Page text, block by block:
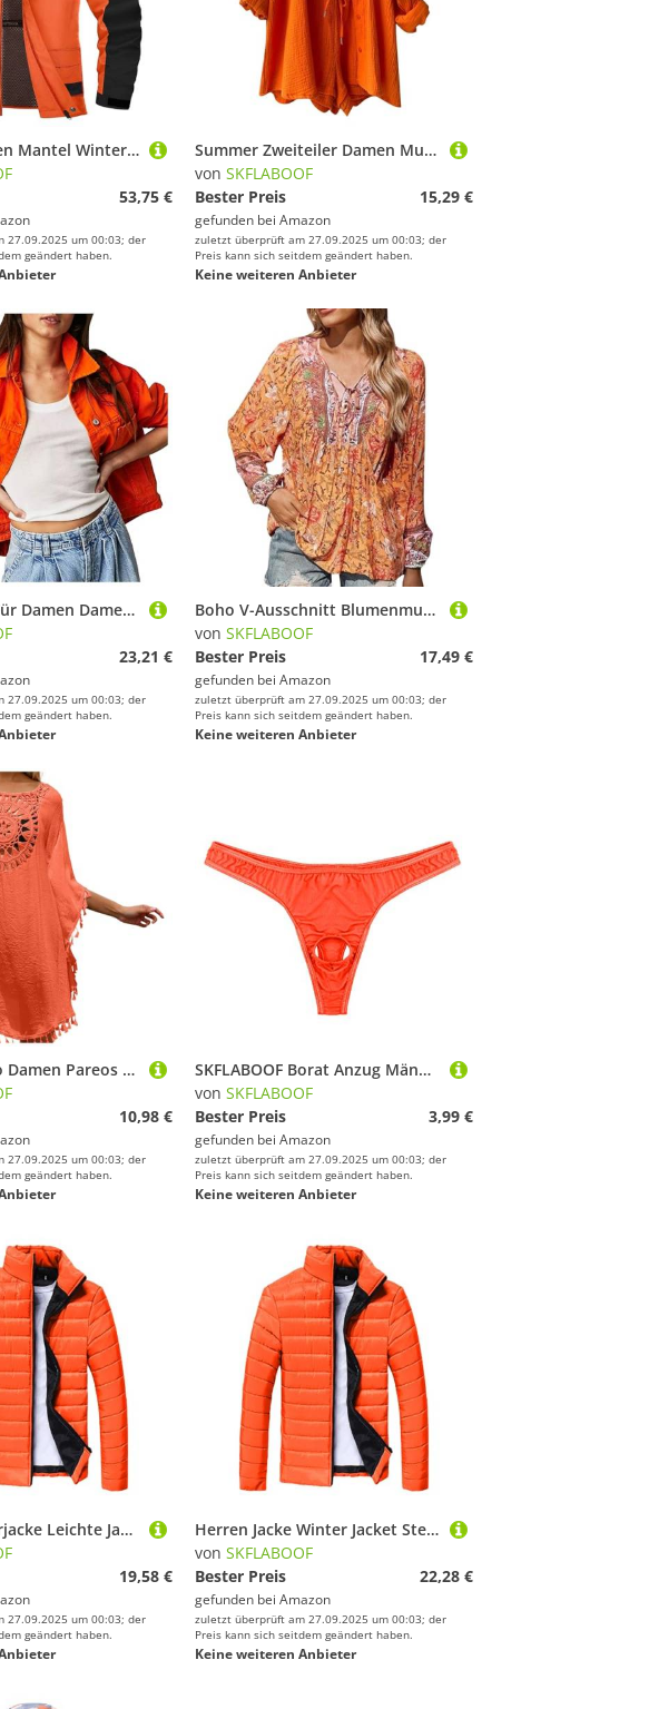
Skijacke Damen Mantel Winter Wasserdicht Winterjacke Outdoor Herren Warm Skianzug Männer Jacke Mens Jacket Mann Orange, 4XL
53,75 €
27.09.2025 um 00:03; der
geändert haben.
Summer Zweiteiler Damen Musselin Bluse Set, Elegant Leinen Bluse Hemd Und Shorts Einfarbig Lounge Set Strand Y2k Clothes Sportanzug Oversize Freizeitanzug Kurzarm Hausanzug Outfits Orange L
von SKFLABOOF
Bester Preis
15,29 €
gefunden bei Amazon
zuletzt überprüft am 27.09.2025 um 00:03; der
Preis kann sich seitdem geändert haben.
Keine weiteren Anbieter
Jeans Jacken Für Damen Damen-Jeansjacken Jeansjacke Braut Jacke Festival Sommerjacke Übergangsjacke Sommer Orange, XL
23,21 €
27.09.2025 um 00:03; der
geändert haben.
Boho V-Ausschnitt Blumenmuster Bluse Damen Elegant Lässige 70er Jahre Outfit Tunika Damen Langarm Casual Sommer Outfits Orange XXL
von SKFLABOOF
Bester Preis
17,49 €
gefunden bei Amazon
zuletzt überprüft am 27.09.2025 um 00:03; der
Preis kann sich seitdem geändert haben.
Keine weiteren Anbieter
Strandponcho Damen Pareos Tunika Strand Strandbekleidung Sommer Strandhemd Strandmode Longbluse Strandtunika Strandbluse Hemdblusenkleid Beachwear Blusenkleid Sonnendurchlässige Outfit Orange One Size
10,98 €
27.09.2025 um 00:03; der
geändert haben.
SKFLABOOF Borat Anzug Männer Tanga Herren Herren Unterhosen Slip Herren Sexy Unterwäsche Unterhosen Männer Weiß Lustige Badehose Herren Sexy Unterwäsche Ouvert Kinky Outfit Men
von SKFLABOOF
Bester Preis
3,99 €
gefunden bei Amazon
zuletzt überprüft am 27.09.2025 um 00:03; der
Preis kann sich seitdem geändert haben.
Keine weiteren Anbieter
Herren Winterjacke Leichte Jacke Sport Parka Bomberjacke Winter Jogging Steppjacke Leicht Orange, 3XL
19,58 €
27.09.2025 um 00:03; der
geändert haben.
Herren Jacke Winter Jacket Steppjacke Leicht Daunenjacke Jacke Winterjacken Mantel Parka Fahrrad Für Orange, 3XL
von SKFLABOOF
Bester Preis
22,28 €
gefunden bei Amazon
zuletzt überprüft am 27.09.2025 um 00:03; der
Preis kann sich seitdem geändert haben.
Keine weiteren Anbieter